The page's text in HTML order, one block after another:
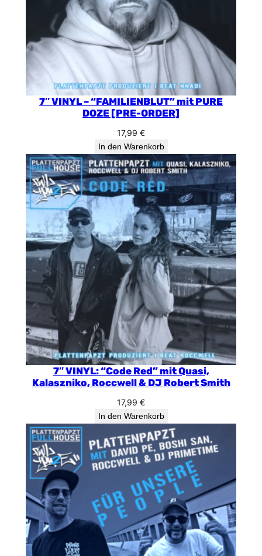
7″ VINYL – “FAMILIENBLUT” mit PURE
DOZE [PRE-ORDER]
17,99 €
In den Warenkorb
7″ VINYL: “Code Red” mit Quasi,
Kalaszniko, Roccwell & DJ Robert Smith
17,99 €
In den Warenkorb